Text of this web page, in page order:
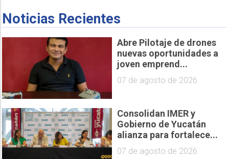
Noticias Recientes
Abre Pilotaje de drones
nuevas oportunidades a
joven emprend...
07 de agosto de 2026
Consolidan IMER y
Gobierno de Yucatán
alianza para fortalece...
07 de agosto de 2026